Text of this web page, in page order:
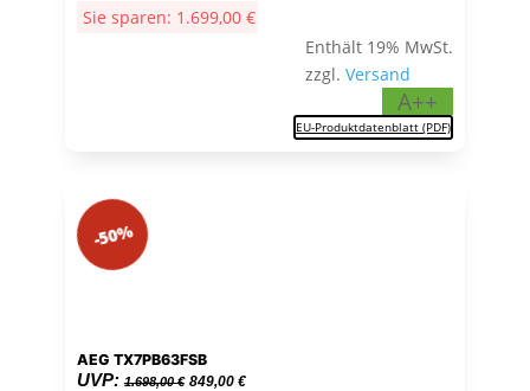
2.898,00 €
Sie sparen: 1.699,00 €
Enthält 19% MwSt.
zzgl.Versand
A++
EU-Produktdatenblatt (PDF)
AEG TX7PB63FSB
UVP: 1.698,00€ Ursprünglicher
849,00 €Aktueller
-50%